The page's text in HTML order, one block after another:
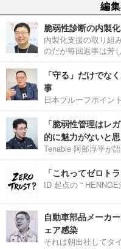
編
脆弱性診断の内製
内製化支援の取り組
のだが毎回返事は芳
「守る」だけでな
事
日本プルーフポイン
「脆弱性管理はレ
的に魅力がないと
Tenable 阿部淳平が
「これってゼロト
ID 起点の “
自動車部品メーカ
ェア感染
それは朝出社してタ